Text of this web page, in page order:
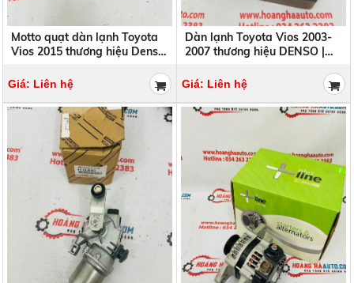
Motto quạt dàn lạnh Toyota
Vios 2015 thương hiệu Denso
TG11636019413D
Giá: Liên hệ
Dàn lạnh Toyota Vios 2003-
2007 thương hiệu DENSO |
DI4466102610
Giá: Liên hệ